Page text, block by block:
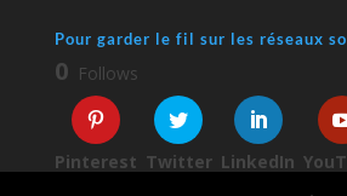
Pour garder le fil sur les réseaux
0 Follows
Pinterest Twitter LinkedIn